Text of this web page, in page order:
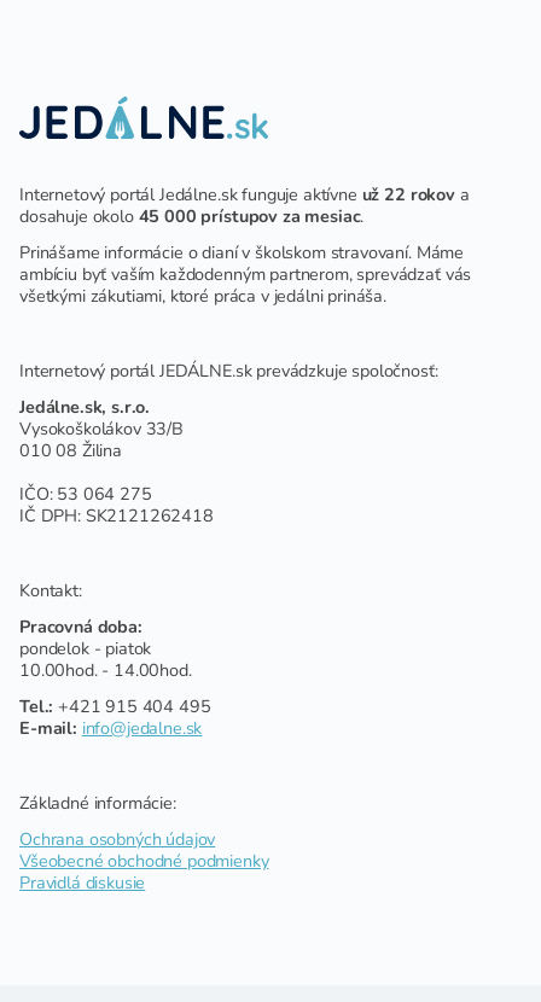
Internetový portál Jedálne.sk funguje aktívne už 22 rokova
dosahuje okolo 45 000 prístupov za mesiac.
Prinášame informácie o dianí v školskom stravovaní. Máme
ambíciu byť vaším každodenným partnerom, sprevádzať vás
všetkými zákutiami, ktoré práca v jedálni prináša.
Internetový portál JEDÁLNE.sk prevádzkuje spoločnosť:
Jedálne.sk, s.r.o.
Vysokoškolákov 33/B
010 08 Žilina
IČO: 53 064 275
IČ DPH: SK2121262418
Kontakt:
Pracovná doba:
pondelok - piatok
10.00hod. - 14.00hod.
Tel.: +421 915 404 495
E-mail: info@jedalne.sk
Základné informácie:
Ochrana osobných údajov
Všeobecné obchodné podmienky
Pravidlá diskusie